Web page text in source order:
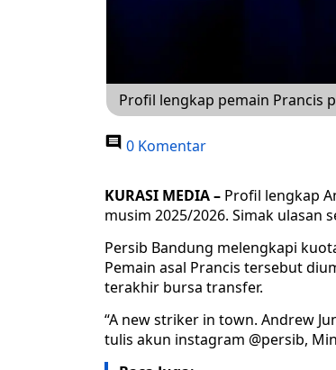
Profil lengkap pemain Prancis
0 Komentar
KURASI MEDIA – Profil lengkap
musim 2025/2026. Simak ulasan
Persib Bandung melengkapi
Pemain asal Prancis tersebut
terakhir bursa transfer.
“A new striker in town. Andrew
tulis akun instagram @persib,